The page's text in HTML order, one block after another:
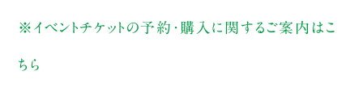
※イベントチケットの予約・購入に関するご案内は こ
ちら